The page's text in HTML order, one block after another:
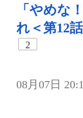
「やめな
れ＜第12
2
08月07日